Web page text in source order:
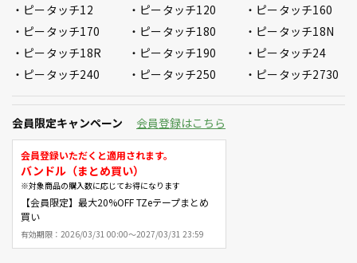
会員限定キャンペーン 会員登録はこちら
会員登録いただくと適用されます。
バンドル（まとめ買い）
※対象商品の購入数に応じてお得になります
【会員限定】最大20%OFF TZeテープまとめ
買い
有効期限： 2026/03/31 00:00～2027/03/31 23:59
ピータッチ12
ピータッチ120
ピータッチ160
ピータッチ170
ピータッチ180
ピータッチ18N
ピータッチ18R
ピータッチ190
ピータッチ24
ピータッチ240
ピータッチ250 ピータッチ2730